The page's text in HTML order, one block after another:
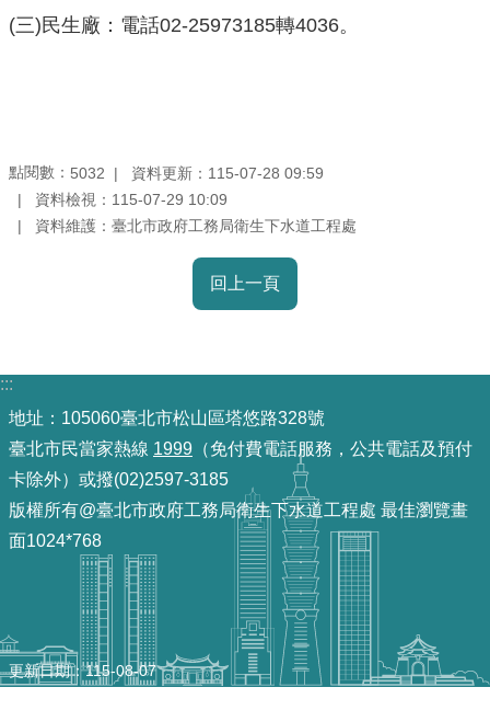
開
政
園
地
為
民
網
(三)民生廠：電話02-25973185轉4036。
點閱數： 5032
資料更新：115-07-28 09:59
資料檢視：115-07-29 10:09
資料維護：臺北市政府工務局衛生下水道工程處
回上一頁
:::
地址：105060臺北市松山區塔悠路328號
臺北市民當家熱線 1999 （免付費電話服務，公共電話及預付
卡除外）或撥(02)2597-3185
版權所有@臺北市政府工務局衛生下水道工程處 最佳瀏覽畫
面1024*768
更新日期 115-08-07